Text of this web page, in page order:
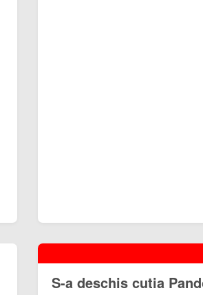
S-a deschis cutia